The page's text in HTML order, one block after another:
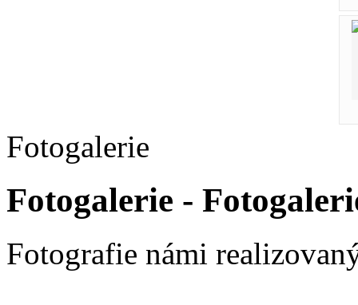
Fotogalerie
Fotogalerie -
Fotografie námi